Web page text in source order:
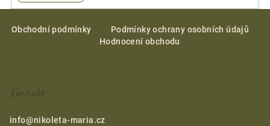
Obchodní podmínky
Podmínky ochrany osobních údajů
Hodnocení obchodu
Kontakt
info@nikoleta-maria.cz